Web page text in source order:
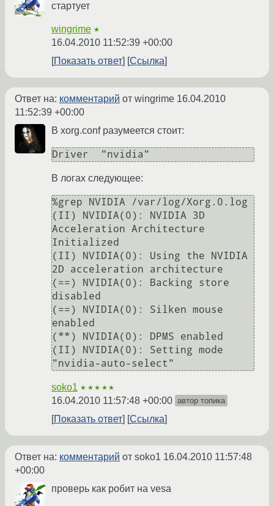
стартует
wingrime ★
16.04.2010 11:52:39 +00:00
Показать ответ
Ссылка
Ответ на: комментарий от wingrime 16.04.2010
11:52:39 +00:00
В xorg.conf разумеется стоит:
В логах следующее:
%grep NVIDIA /var/log/Xorg.0.log
(II) NVIDIA(0): NVIDIA 3D
Acceleration Architecture
Initialized
(II) NVIDIA(0): Using the NVIDIA
2D acceleration architecture
(==) NVIDIA(0): Backing store
disabled
(==) NVIDIA(0): Silken mouse
enabled
(**) NVIDIA(0): DPMS enabled
(II) NVIDIA(0): Setting mode
soko1 ★★★★★
16.04.2010 11:57:48 +00:00 автор топика
Показать ответ Ссылка
Ответ на: комментарий от soko1 16.04.2010 11:57:48
+00:00
проверь как робит на vesa